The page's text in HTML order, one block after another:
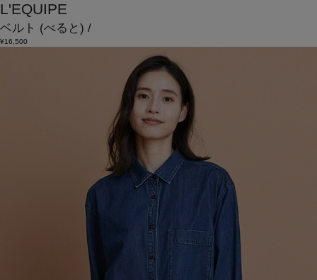
L'EQUIPE
ベルト (べると) /
¥16,500